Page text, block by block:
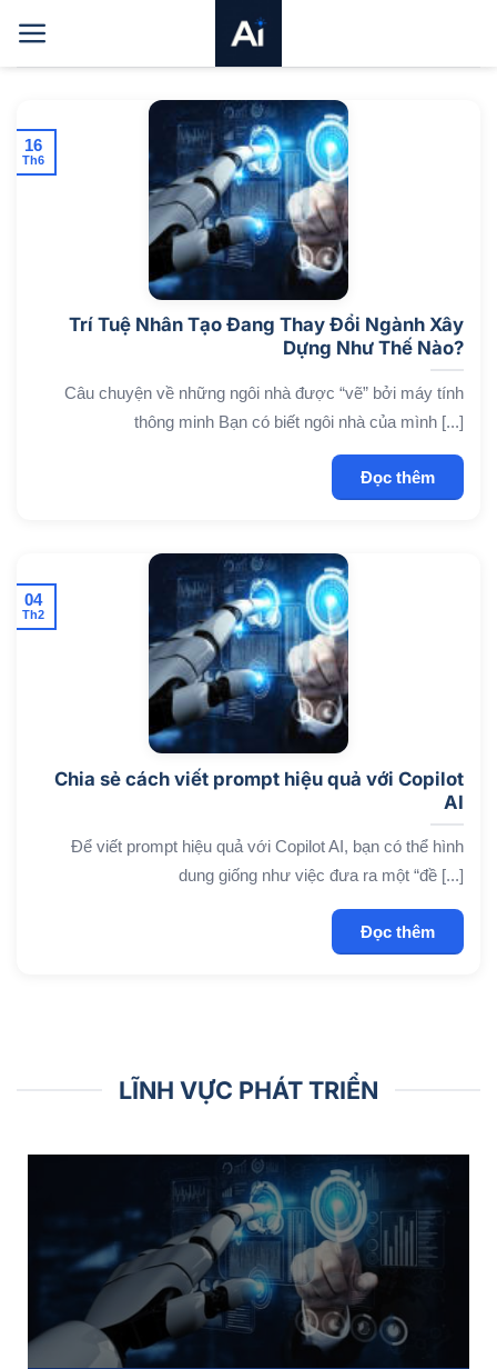
qua
nội
Trí Tuệ Nhân Tạo Đang Thay Đổi Ngành Xây
Dựng Như Thế Nào?
Câu chuyện về những ngôi nhà được “vẽ” bởi máy tính
thông minh Bạn có biết ngôi nhà của mình [...]
Đọc thêm
16
Th6
Chia sẻ cách viết prompt hiệu quả với Copilot
AI
Để viết prompt hiệu quả với Copilot AI, bạn có thể hình
dung giống như việc đưa ra một “đề [...]
Đọc thêm
04
Th2
LĨNH VỰC PHÁT TRIỂN